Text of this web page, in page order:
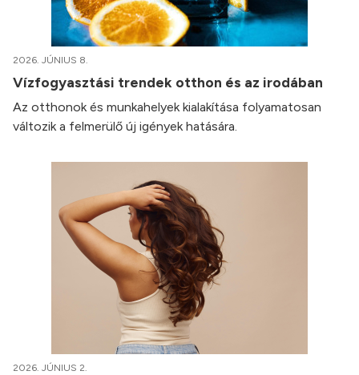
2026. JÚNIUS 8.
Vízfogyasztási trendek otthon és az irodában
Az otthonok és munkahelyek kialakítása folyamatosan
változik a felmerülő új igények hatására.
2026. JÚNIUS 2.